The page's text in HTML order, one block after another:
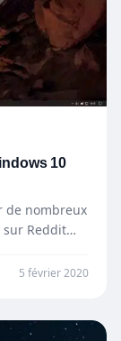
10
de nombreux
sur Reddit
5 février 2020